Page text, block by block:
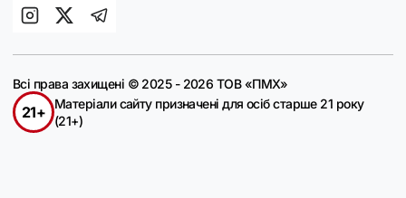
Всі права захищені © 2025 - 2026 ТОВ «ПМХ»
21+
Матеріали сайту призначені для осіб старше 21 року
(21+)